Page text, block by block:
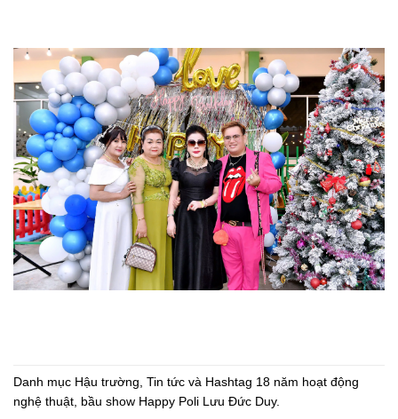
Danh mục Hậu trường, Tin tức và Hashtag 18 năm hoạt động
nghệ thuật, bầu show Happy Poli Lưu Đức Duy.